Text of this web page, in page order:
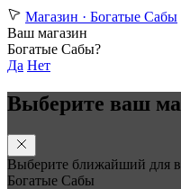
Магазин · Богатые Сабы
Ваш магазин
Богатые Сабы?
Да Нет
Выберите ваш
Выберите ближайший для
Богатые Сабы